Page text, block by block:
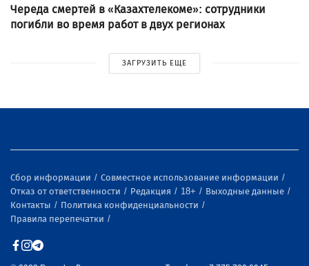
Череда смертей в «Казахтелекоме»: сотрудники
погибли во время работ в двух регионах
ЗАГРУЗИТЬ ЕЩЕ
Сбор информации
Совместное использование информации
Отказ от ответственности
Редакция 18+
Выходные данные
Контакты
Политика конфиденциальности
Правила перепечатки